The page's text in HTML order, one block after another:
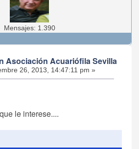
Mensajes: 1.390
Asociación Acuariófila Sevilla
26, 2013, 14:47:11 pm »
le interese....